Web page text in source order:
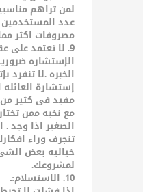
لمن تراهم
عدد
مصروفات اكثر
9. لا تعتمد على عقلك وتفكيرك فقط:ـ
الإستشاره
الخبره .لا تنفرد
إستشارة
مفيد فى كثير
مع نخبه ممن
الصغير اذا وجد
تنجرف وراء
خياليه بعض
لمشروعك.
10. الاستسلام:ـ